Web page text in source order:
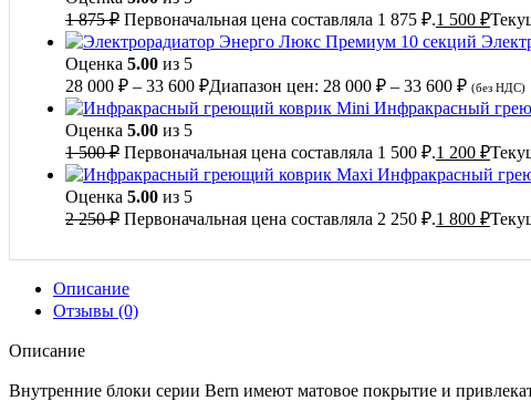
1 875₽ Первоначальная цена составляла 1 875 ₽.1 500 ₽
Оценка 5.00 из 5
28 000 ₽ – 33 600 ₽Диапазон цен: 28 000 ₽ – 33 600 ₽ (без НДС)
Инфракрасный
Оценка 5.00 из 5
1 500₽ Первоначальная цена составляла 1 500 ₽.1 200 ₽
Инфракрасный
Оценка 5.00 из 5
2 250₽ Первоначальная цена составляла 2 250 ₽.1 800 ₽
Описание
Отзывы (0)
Описание
Внутренние блоки серии Bern имеют матовое покрытие и